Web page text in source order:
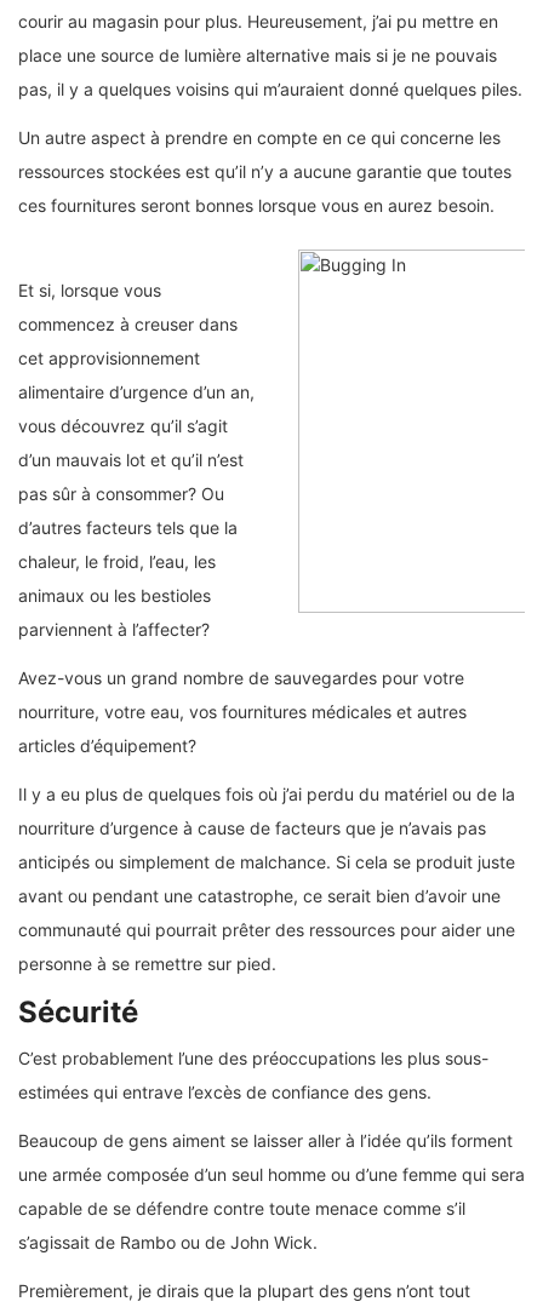
courir au magasin pour plus. Heureusement, j’ai pu mettre en
place une source de lumière alternative mais si je ne pouvais
pas, il y a quelques voisins qui m’auraient donné quelques piles.
Un autre aspect à prendre en compte en ce qui concerne les
ressources stockées est qu’il n’y a aucune garantie que toutes
ces fournitures seront bonnes lorsque vous en aurez besoin.
Et si, lorsque vous
commencez à creuser dans
cet approvisionnement
alimentaire d’urgence d’un an,
vous découvrez qu’il s’agit
d’un mauvais lot et qu’il n’est
pas sûr à consommer? Ou
d’autres facteurs tels que la
chaleur, le froid, l’eau, les
animaux ou les bestioles
parviennent à l’affecter?
Avez-vous un grand nombre de sauvegardes pour votre
nourriture, votre eau, vos fournitures médicales et autres
articles d’équipement?
Il y a eu plus de quelques fois où j’ai perdu du matériel ou de la
nourriture d’urgence à cause de facteurs que je n’avais pas
anticipés ou simplement de malchance. Si cela se produit juste
avant ou pendant une catastrophe, ce serait bien d’avoir une
communauté qui pourrait prêter des ressources pour aider une
personne à se remettre sur pied.
Sécurité
C’est probablement l’une des préoccupations les plus sous-
estimées qui entrave l’excès de confiance des gens.
Beaucoup de gens aiment se laisser aller à l’idée qu’ils forment
une armée composée d’un seul homme ou d’une femme qui sera
capable de se défendre contre toute menace comme s’il
s’agissait de Rambo ou de John Wick.
Premièrement, je dirais que la plupart des gens n’ont tout